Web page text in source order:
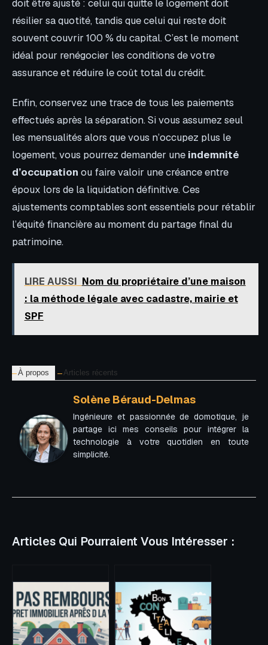
doit être ajusté : celui qui quitte le logement doit
résilier sa quotité, tandis que celui qui reste doit
souvent couvrir 100 % du capital. C’est le moment
idéal pour renégocier les conditions de votre
assurance et réduire le coût total du crédit.
Enfin, conservez une trace de tous les paiements
effectués après la séparation. Si vous assumez seul
les mensualités alors que vous n’occupez plus le
logement, vous pourrez demander une indemnité
d’occupation ou faire valoir une créance entre
époux lors de la liquidation définitive. Ces
ajustements comptables sont essentiels pour rétablir
l’équité financière au moment du partage final du
patrimoine.
LIRE AUSSI Nom du propriétaire d’une maison
: la méthode légale avec cadastre, mairie et
SPF
À propos Articles récents
Solène Béraud-Delmas
Ingénieure et passionnée de domotique, je
partage ici mes conseils pour intégrer la
technologie à votre quotidien en toute
simplicité.
Articles Qui Pourraient Vous Intéresser :